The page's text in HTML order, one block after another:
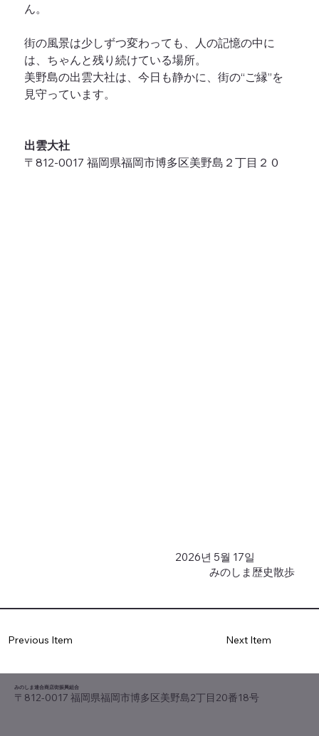
ん。
街の風景は少しずつ変わっても、人の記憶の中に
は、ちゃんと残り続けている場所。
美野島の出雲大社は、今日も静かに、街の“ご縁”を
見守っています。
出雲大社
〒812-0017 福岡県福岡市博多区美野島２丁目２０
2026년 5월 17일
みのしま歴史散歩
Previous Item Next Item
みのしま連合商店街振興組合
〒812-0017 福岡県福岡市博多区美野島2丁目20番18号